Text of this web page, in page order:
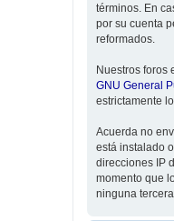
términos. En
por su cuenta
reformados.
Nuestros foros
GNU General
estrictamente
Acuerda no
está instalado
direcciones IP
momento que
ninguna